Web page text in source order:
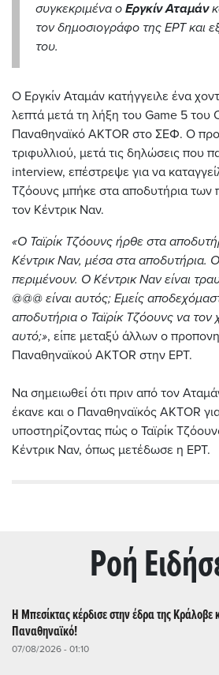
συγκεκριμένα ο Εργκίν Αταμάν
τον δημοσιογράφο της ΕΡΤ και
του.
Ο Εργκίν Αταμάν κατήγγειλε ένα
λεπτά μετά τη λήξη του Game 5 του
Παναθηναϊκό AKTOR στο ΣΕΦ. Ο
τριφυλλιού, μετά τις δηλώσεις που
interview, επέστρεψε για να
Τζόουνς μπήκε στα αποδυτήρια των
τον Κέντρικ Ναν.
«Ο Ταϊρίκ Τζόουνς ήρθε στα
Κέντρικ Ναν, μέσα στα αποδυτήρια.
περιμένουν. Ο Κέντρικ Ναν είναι
@@@ είναι αυτός; Εμείς
αποδυτήρια ο Ταϊρίκ Τζόουνς να τον
αυτό;», είπε μεταξύ άλλων ο
Παναθηναϊκού AKTOR στην ΕΡΤ.
Να σημειωθεί ότι πριν από τον
έκανε και ο Παναθηναϊκός AKTOR
υποστηρίζοντας πώς ο Ταϊρίκ
Κέντρικ Ναν, όπως μετέδωσε η ΕΡΤ.
Ρoή
Η Μπεσίκτας κέρδισε στην έδρα της Κράλοβε
Παναθηναϊκό!
07/08/2026 - 01:10